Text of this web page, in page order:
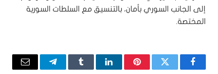
إلى الجانب السوري بأمان، بالتنسيق مع السلطات السورية
المختصة.
فيسبوكتويتر بينتيريستلينكدإنTumblrتيلقرامالبريد